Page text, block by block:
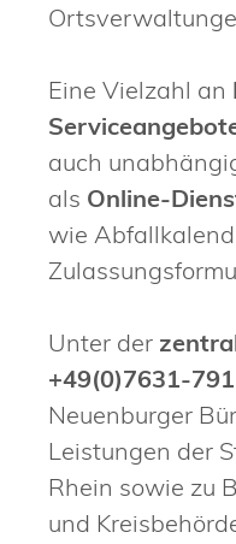
Eine Vielzahl an
auch
als Online-
wie
Unter der
+49(0)7631-
Neuenburger
Leistungen der
Rhein sowie zu
und